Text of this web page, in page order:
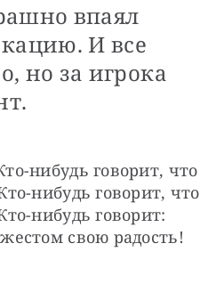
впаял
И все
но за игрока
нибудь говорит, что
нибудь говорит, что
нибудь говорит:
свою радость!